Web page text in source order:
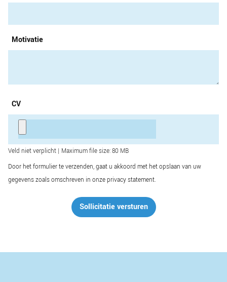
Motivatie
CV
Veld niet verplicht | Maximum file size: 80 MB
Door het formulier te verzenden, gaat u akkoord met het opslaan van uw
gegevens zoals omschreven in onze privacy statement.
Sollicitatie versturen